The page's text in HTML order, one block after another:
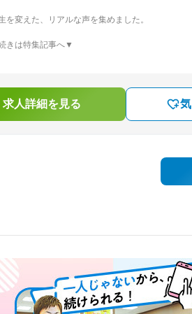
を変えた、リアルな声を集めました。
きは特集記事へ▼
求人詳細を見る